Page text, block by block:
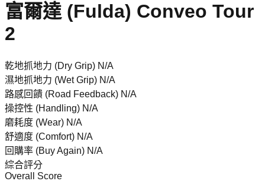
富爾達 (Fulda) Conveo Tour
2
乾地抓地力 (Dry Grip) N/A
濕地抓地力 (Wet Grip) N/A
路感回饋 (Road Feedback) N/A
操控性 (Handling) N/A
磨耗度 (Wear) N/A
舒適度 (Comfort) N/A
回購率 (Buy Again) N/A
綜合評分
Overall Score